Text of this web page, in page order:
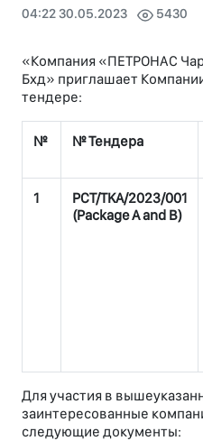
04:22 30.05.2023 5430
«Компания «ПЕТРОНАС
Бхд» приглашает
тендере:
№ № Тендера
1
PCT/TKA/2023/001
(Package A and B)
Для участия в
заинтересованные
следующие документы: